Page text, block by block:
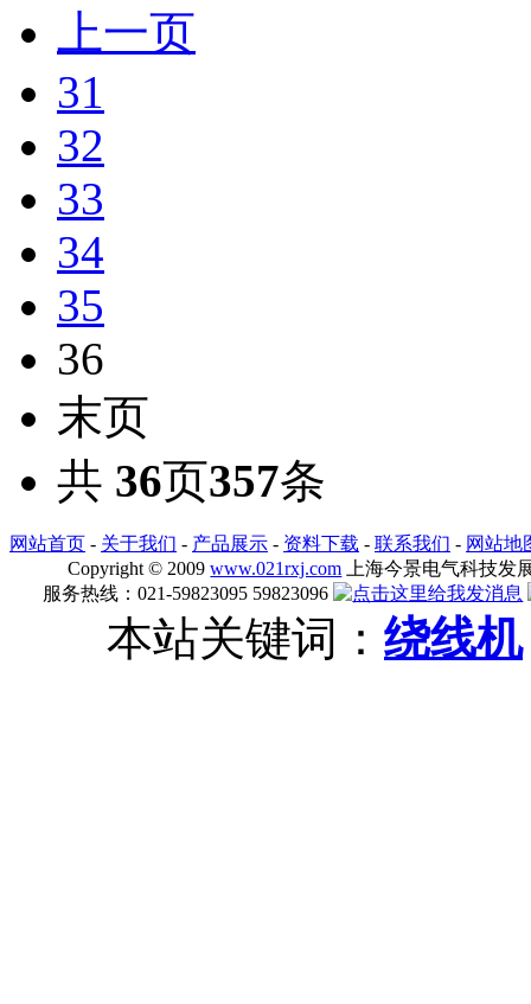
上一页
31
32
33
34
35
36
末页
共 36页357条
网站首页 - 关于我们 - 产品展示 - 资料下载 - 联系我们 - 网站地
Copyright © 2009www.021rxj.com 上海今景电气科技发
服务热线：021-59823095 59823096
本站关键词： 绕线机